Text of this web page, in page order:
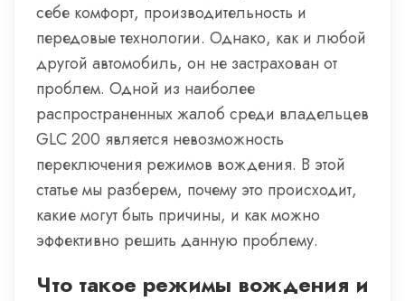
себе комфорт, производительность и
передовые технологии. Однако, как и любой
другой автомобиль, он не застрахован от
проблем. Одной из наиболее
распространенных жалоб среди владельцев
GLC 200 является невозможность
переключения режимов вождения. В этой
статье мы разберем, почему это происходит,
какие могут быть причины, и как можно
эффективно решить данную проблему.
Что такое режимы вождения и